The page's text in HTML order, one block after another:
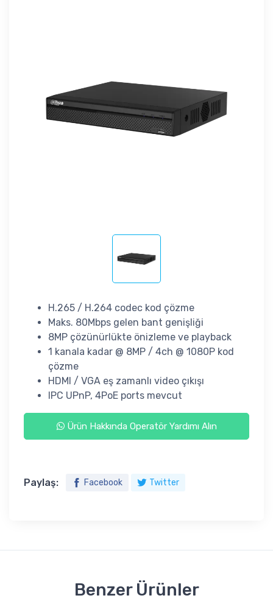
H.265 / H.264 codec kod çözme
Maks. 80Mbps gelen bant genişliği
8MP çözünürlükte önizleme ve playback
1 kanala kadar @ 8MP / 4ch @ 1080P kod
çözme
HDMI / VGA eş zamanlı video çıkışı
IPC UPnP, 4PoE ports mevcut
Ürün Hakkında Operatör Yardımı Alın
Paylaş: Facebook Twitter
Benzer Ürünler